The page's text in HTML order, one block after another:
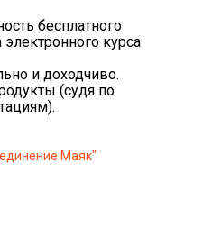
бесплатного
курса
и доходчиво.
(судя по
Маяк"